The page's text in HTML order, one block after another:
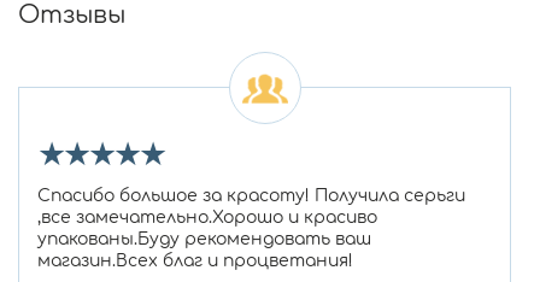
Отзывы
★★★★★
Спасибо большое за красоту! Получила серьги
,все замечательно.Хорошо и красиво
упакованы.Буду рекомендовать ваш
магазин.Всех благ и процветания!